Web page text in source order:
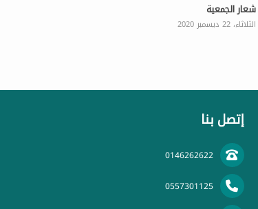
شعار الجمعية
الثلاثاء، 22 ديسمبر 2020
إتصل بنا
0146262622
0557301125